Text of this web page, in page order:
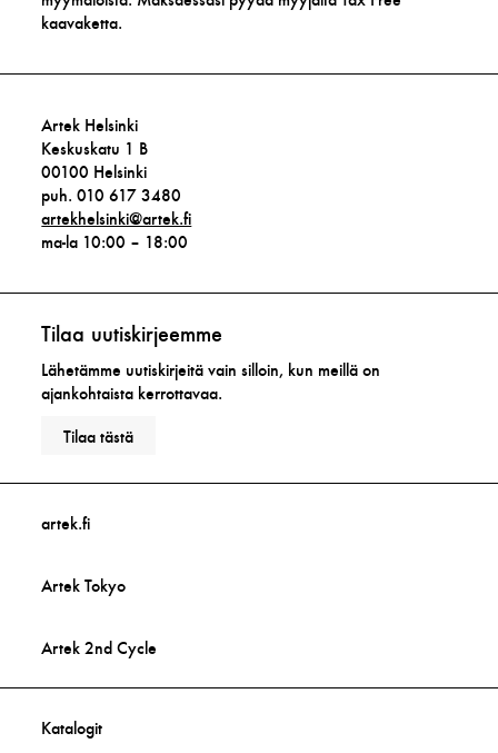
kaavaketta.
Artek Helsinki
Keskuskatu 1 B
00100 Helsinki
puh. 010 617 3480
artekhelsinki@artek.fi
ma-la 10:00 – 18:00
Tilaa uutiskirjeemme
Lähetämme uutiskirjeitä vain silloin, kun meillä on
ajankohtaista kerrottavaa.
Tilaa tästä
artek.fi
Artek Tokyo
Artek 2nd Cycle
Katalogit